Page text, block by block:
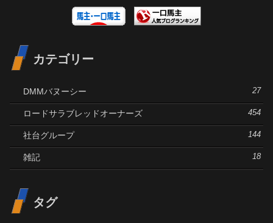
カテゴリー
DMMバヌーシー 27
ロードサラブレッドオーナーズ 454
社台グループ 144
雑記 18
タグ